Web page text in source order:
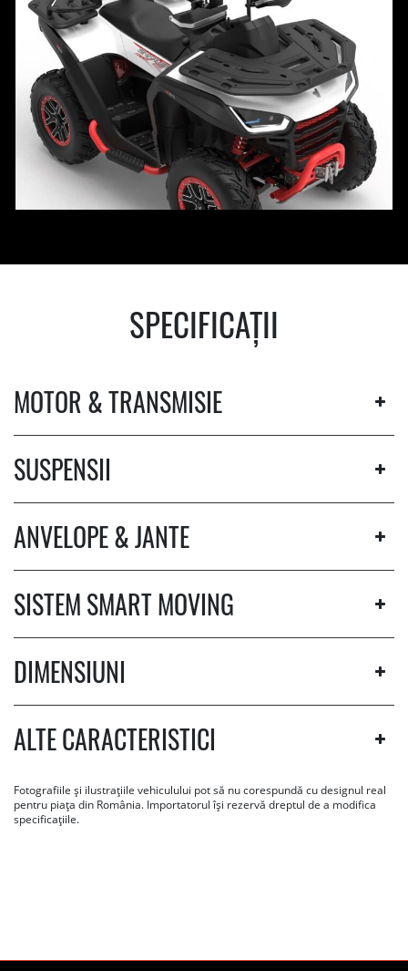
SPECIFICAȚII
MOTOR & TRANSMISIE
SUSPENSII
ANVELOPE & JANTE
SISTEM SMART MOVING
DIMENSIUNI
ALTE CARACTERISTICI
Fotografiile și ilustrațiile vehiculului pot să nu corespundă cu designul real
pentru piața din România. Importatorul își rezervă dreptul de a modifica
specificațiile.